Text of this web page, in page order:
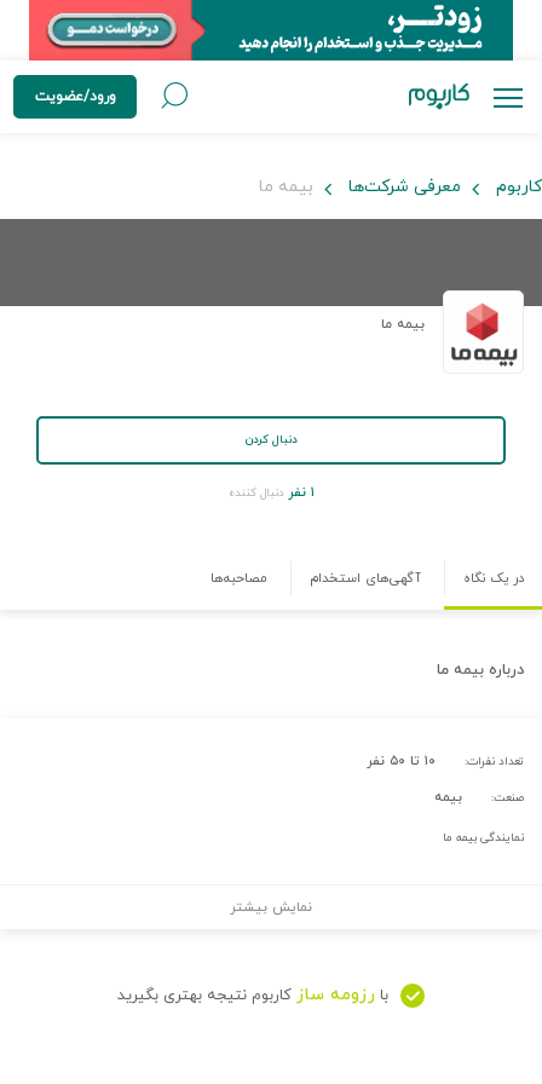
ورود/عضویت
کاربوم معرفی شرکت‌ها بیمه ما
بیمه ما
دنبال کردن
۱ نفر دنبال کننده
در یک نگاه آگهی‌های استخدام مصاحبه‌ها
درباره بیمه ما
تعداد نفرات: ۱۰ تا ۵۰ نفر
صنعت: بیمه
نمایندگی بیمه ما
نمایش بیشتر
با رزومه ساز کاربوم نتیجه بهتری بگیرید